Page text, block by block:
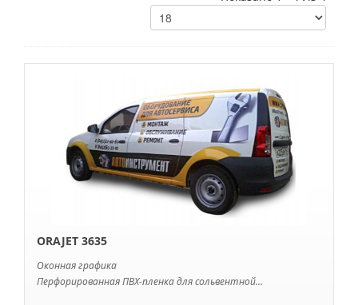
ORAJET 3635
Оконная графика
Перфорированная ПВХ-пленка для сольвентной...